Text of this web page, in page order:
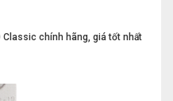
Classic chính hãng, giá tốt nhất